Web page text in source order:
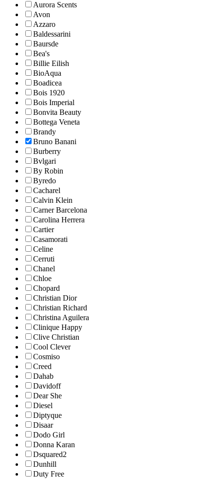
Aurora Scents
Avon
Azzaro
Baldessarini
Baursde
Bea's
Billie Eilish
BioAqua
Boadicea
Bois 1920
Bois Imperial
Bonvita Beauty
Bottega Veneta
Brandy
Bruno Banani
Burberry
Bvlgari
By Robin
Byredo
Cacharel
Calvin Klein
Carner Barcelona
Carolina Herrera
Cartier
Casamorati
Celine
Cerruti
Chanel
Chloe
Chopard
Christian Dior
Christian Richard
Christina Aguilera
Clinique Happy
Clive Christian
Cool Clever
Cosmiso
Creed
Dahab
Davidoff
Dear She
Diesel
Diptyque
Disaar
Dodo Girl
Donna Karan
Dsquared2
Dunhill
Duty Free